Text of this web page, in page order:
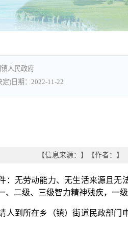
人民政府
2022-11-22
【信息来源： 】 【作者： 】
：无劳动能力、无生活来源且无
、二级、三级智力精神残疾，一
人到所在乡（镇）街道民政部